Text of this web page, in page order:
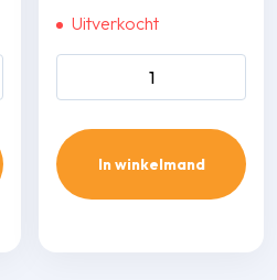
Uitverkocht
bediening aantal
In winkelmand